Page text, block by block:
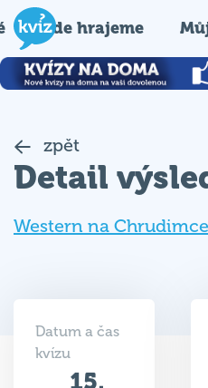
Kde hrajeme
zpět
Detail
Western na
Datum a čas
kvízu
15.